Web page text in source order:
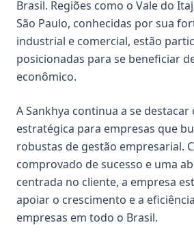
Brasil. Regiões como o Vale do
São Paulo, conhecidas por sua
industrial e comercial, estão
posicionadas para se beneficiar
econômico.
A Sankhya continua a se
estratégica para empresas que
robustas de gestão empresarial.
comprovado de sucesso e uma
centrada no cliente, a empresa
apoiar o crescimento e a
empresas em todo o Brasil.